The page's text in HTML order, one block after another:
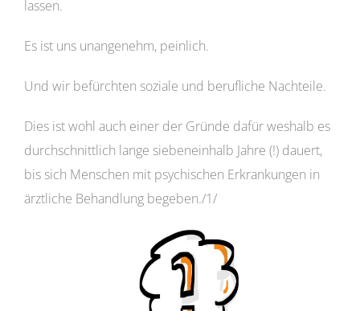
lassen.
Es ist uns unangenehm, peinlich.
Und wir befürchten soziale und berufliche Nachteile.
Dies ist wohl auch einer der Gründe dafür weshalb es
durchschnittlich lange siebeneinhalb Jahre (!) dauert,
bis sich Menschen mit psychischen Erkrankungen in
ärztliche Behandlung begeben./1/